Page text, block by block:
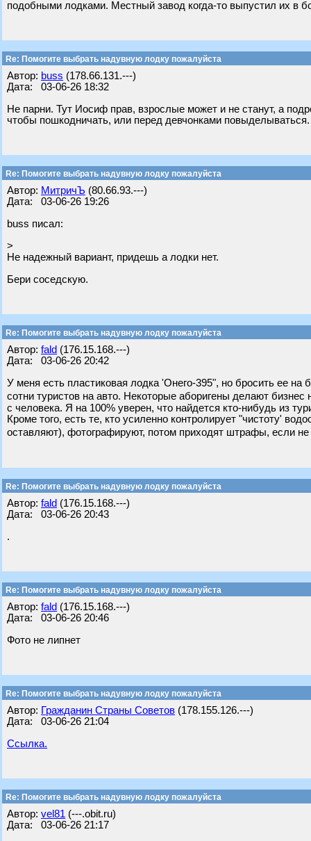
подобными лодками. Местный завод когда‑то выпустил их в
Re: Помогите выбрать надувную лодку пожалуйста
Автор: buss (178.66.131.---)
Дата: 03-06-26 18:32
Не парни. Тут Иосиф прав, взрослые может и не станут, а
чтобы пошкодничать, или перед девчонками
Re: Помогите выбрать надувную лодку пожалуйста
Автор: МитричЪ (80.66.93.---)
Дата: 03-06-26 19:26
buss писал:
>
Не надежный вариант, придешь а лодки нет.
Бери соседскую.
Re: Помогите выбрать надувную лодку пожалуйста
Автор: fald (176.15.168.---)
Дата: 03-06-26 20:42
У меня есть пластиковая лодка 'Онего-395", но бросить ее
сотни туристов на авто. Некоторые аборигены делают
с человека. Я на 100% уверен, что найдется кто-нибудь из
Кроме того, есть те, кто усиленно контролирует "чистоту'
оставляют), фотографируют, потом приходят штрафы, если
Re: Помогите выбрать надувную лодку пожалуйста
Автор: fald (176.15.168.---)
Дата: 03-06-26 20:43
.
Re: Помогите выбрать надувную лодку пожалуйста
Автор: fald (176.15.168.---)
Дата: 03-06-26 20:46
Фото не липнет
Re: Помогите выбрать надувную лодку пожалуйста
Автор: Гражданин Страны Советов (178.155.126.---)
Дата: 03-06-26 21:04
Ссылка.
Re: Помогите выбрать надувную лодку пожалуйста
Автор: vel81 (---.obit.ru)
Дата: 03-06-26 21:17